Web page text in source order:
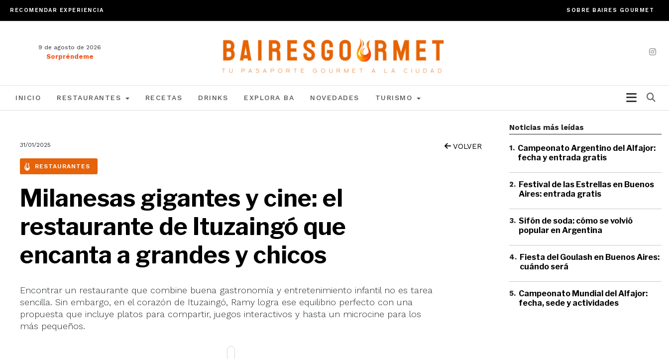
RECOMENDAR EXPERIENCIA SOBRE BAIRES GOURMET
9 de agosto de 2026
Sorpréndeme
INICIO RESTAURANTES RECETAS DRINKS EXPLORA BA NOVEDADES TURISMO
31/01/2025 VOLVER
RESTAURANTES
Milanesas gigantes y cine: el
restaurante de Ituzaingó que
encanta a grandes y chicos
Encontrar un restaurante que combine buena gastronomía y entretenimiento infantil no es tarea
sencilla. Sin embargo, en el corazón de Ituzaingó, Ramy logra ese equilibrio perfecto con una
propuesta que incluye platos para compartir, juegos interactivos y hasta un microcine para los
más pequeños.
Noticias más leídas
1. Campeonato Argentino del Alfajor:
fecha y entrada gratis
2. Festival de las Estrellas en Buenos
Aires: entrada gratis
3. Sifón de soda: cómo se volvió
popular en Argentina
4. Fiesta del Goulash en Buenos Aires:
cuándo será
5. Campeonato Mundial del Alfajor:
fecha, sede y actividades